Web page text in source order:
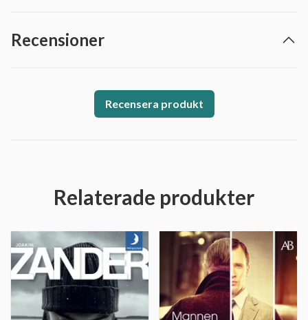
Recensioner
Recensera produkt
Relaterade produkter